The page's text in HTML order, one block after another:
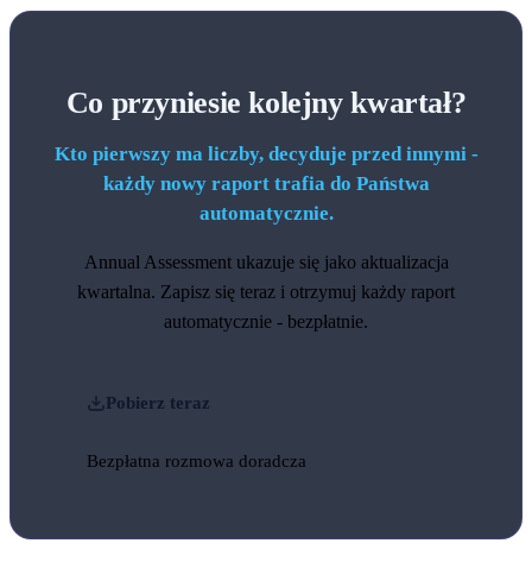
Co przyniesie kolejny kwartał?
Kto pierwszy ma liczby, decyduje przed innymi -
każdy nowy raport trafia do Państwa
automatycznie.
Annual Assessment ukazuje się jako aktualizacja
kwartalna. Zapisz się teraz i otrzymuj każdy raport
automatycznie - bezpłatnie.
Pobierz teraz
Bezpłatna rozmowa doradcza